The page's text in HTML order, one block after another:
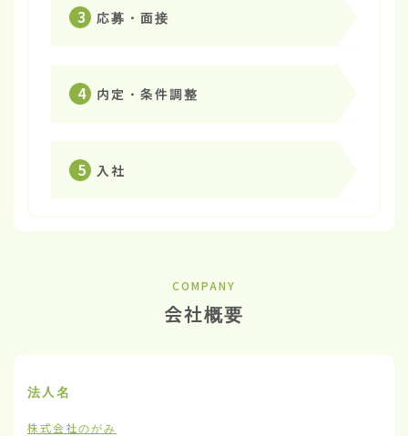
3 応募・面接
4 内定・条件調整
5 入社
COMPANY
会社概要
法人名
株式会社のがみ